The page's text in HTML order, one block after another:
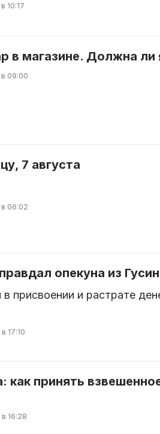
10:17
в магазине. Должна ли
09:00
7 августа
06:02
опекуна из
присвоении и растрате
17:10
как принять
16:28